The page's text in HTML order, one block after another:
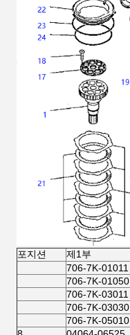
포지션 제1부
706-7K-01011
706-7K-01050
706-7K-03011
706-7K-03030
706-7K-05010